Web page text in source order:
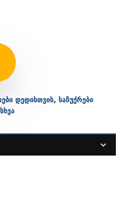
დედისთვის, საჩუქრები